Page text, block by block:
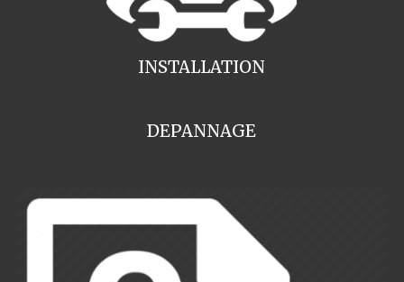
INSTALLATION
DEPANNAGE